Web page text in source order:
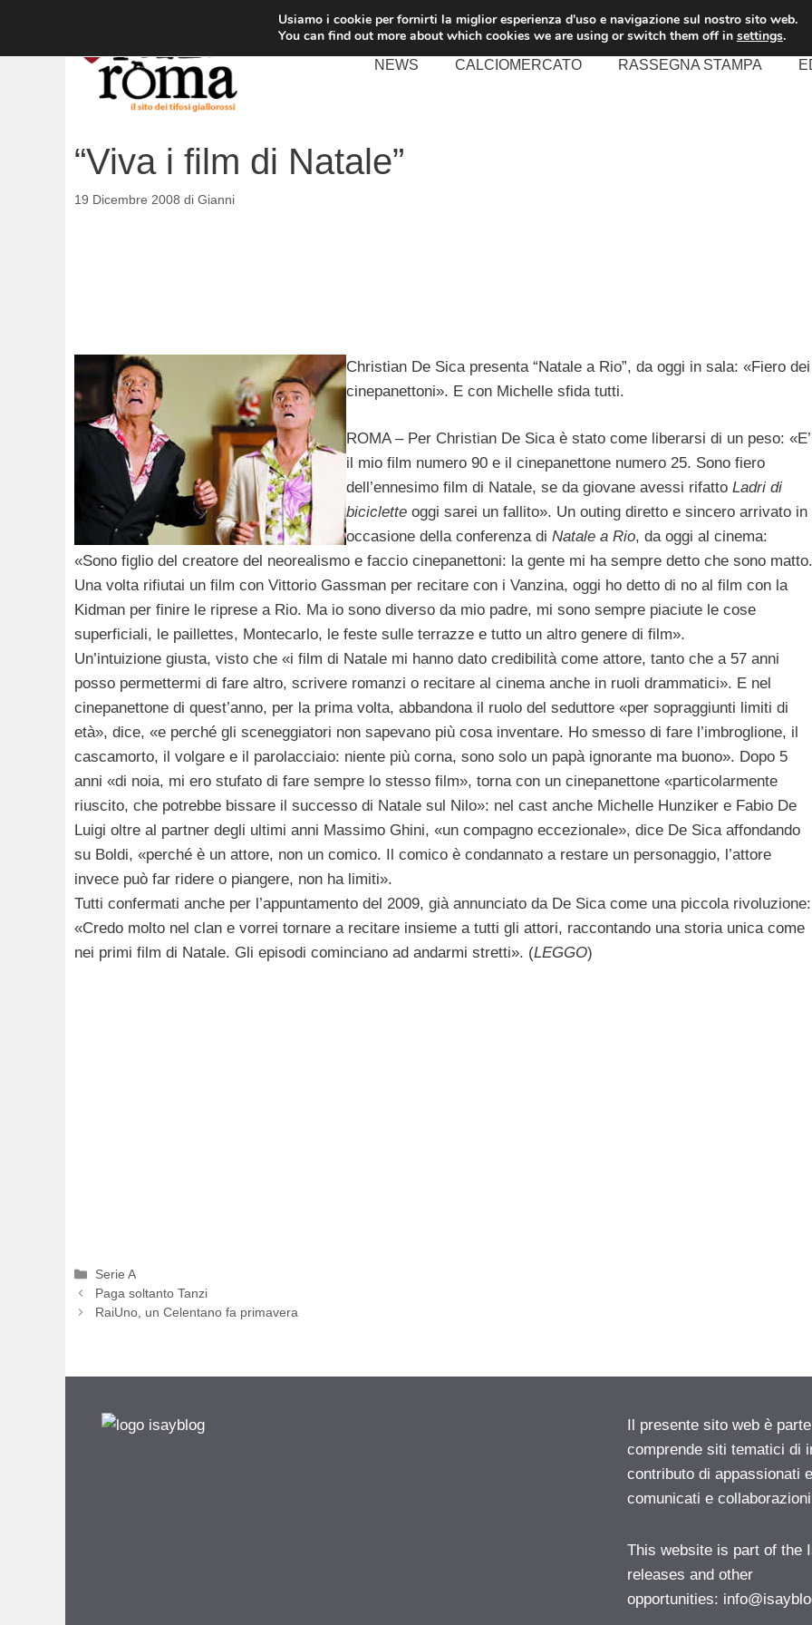
contenuto
NEWS CALCIOMERCATO RASSEGNA STAMPA
“Viva i film di Natale”
19 Dicembre 2008 di Gianni
Christian De Sica presenta “Natale a Rio”, da oggi in sala: «Fiero dei
cinepanettoni». E con Michelle sfida tutti.
ROMA – Per Christian De Sica è stato come liberarsi di un peso: «E’
il mio film numero 90 e il cinepanettone numero 25. Sono fiero
dell’ennesimo film di Natale, se da giovane avessi rifatto Ladri di
biciclette oggi sarei un fallito». Un outing diretto e sincero arrivato in
occasione della conferenza di Natale a Rio, da oggi al cinema:
«Sono figlio del creatore del neorealismo e faccio cinepanettoni: la gente mi ha sempre detto che sono matto.
Una volta rifiutai un film con Vittorio Gassman per recitare con i Vanzina, oggi ho detto di no al film con la
Kidman per finire le riprese a Rio. Ma io sono diverso da mio padre, mi sono sempre piaciute le cose
superficiali, le paillettes, Montecarlo, le feste sulle terrazze e tutto un altro genere di film».
Un’intuizione giusta, visto che «i film di Natale mi hanno dato credibilità come attore, tanto che a 57 anni
posso permettermi di fare altro, scrivere romanzi o recitare al cinema anche in ruoli drammatici». E nel
cinepanettone di quest’anno, per la prima volta, abbandona il ruolo del seduttore «per sopraggiunti limiti di
età», dice, «e perché gli sceneggiatori non sapevano più cosa inventare. Ho smesso di fare l’imbroglione, il
cascamorto, il volgare e il parolacciaio: niente più corna, sono solo un papà ignorante ma buono». Dopo 5
anni «di noia, mi ero stufato di fare sempre lo stesso film», torna con un cinepanettone «particolarmente
riuscito, che potrebbe bissare il successo di Natale sul Nilo»: nel cast anche Michelle Hunziker e Fabio De
Luigi oltre al partner degli ultimi anni Massimo Ghini, «un compagno eccezionale», dice De Sica affondando
su Boldi, «perché è un attore, non un comico. Il comico è condannato a restare un personaggio, l’attore
invece può far ridere o piangere, non ha limiti».
Tutti confermati anche per l’appuntamento del 2009, già annunciato da De Sica come una piccola rivoluzione:
«Credo molto nel clan e vorrei tornare a recitare insieme a tutti gli attori, raccontando una storia unica come
nei primi film di Natale. Gli episodi cominciano ad andarmi stretti». (LEGGO)
Categorie
Serie A
Paga soltanto Tanzi
RaiUno, un Celentano fa primavera
Il presente sito web è
comprende siti tematici di
contributo di appassionati
comunicati e
This website is part of the
releases and other
opportunities:
Usiamo i cookie per fornirti la miglior esperienza d'uso e navigazione sul nostro sito web.
You can find out more about which cookies we are using or switch them off in settings.